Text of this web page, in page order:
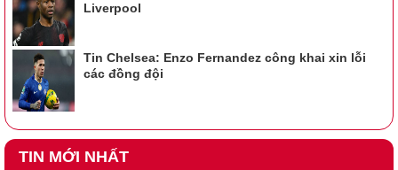
Liverpool
Tin Chelsea: Enzo Fernandez công khai xin lỗi
các đồng đội
TIN MỚI NHẤT